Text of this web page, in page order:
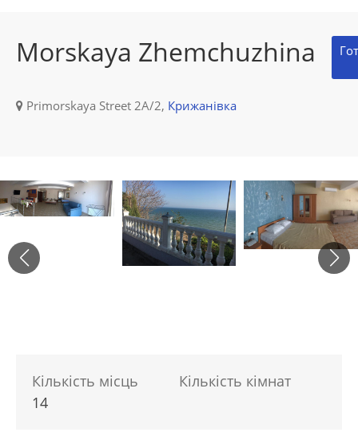
Morskaya Zhemchuzhina
Primorskaya Street 2A/2, Крижанівка
Кількість місць
14
Кількість кімнат